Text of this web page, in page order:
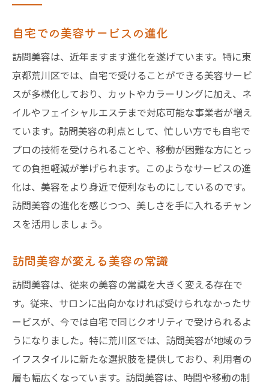
自宅での美容サービスの進化
訪問美容は、近年ますます進化を遂げています。特に東
京都荒川区では、自宅で受けることができる美容サービ
スが多様化しており、カットやカラーリングに加え、ネ
イルやフェイシャルエステまで対応可能な事業者が増え
ています。訪問美容の利点として、忙しい方でも自宅で
プロの技術を受けられることや、移動が困難な方にとっ
ての負担軽減が挙げられます。このようなサービスの進
化は、美容をより身近で便利なものにしているのです。
訪問美容の進化を感じつつ、美しさを手に入れるチャン
スを活用しましょう。
訪問美容が変える美容の常識
訪問美容は、従来の美容の常識を大きく変える存在で
す。従来、サロンに出向かなければ受けられなかったサ
ービスが、今では自宅で同じクオリティで受けられるよ
うになりました。特に荒川区では、訪問美容が地域のラ
イフスタイルに新たな選択肢を提供しており、利用者の
層も幅広くなっています。訪問美容は、時間や移動の制